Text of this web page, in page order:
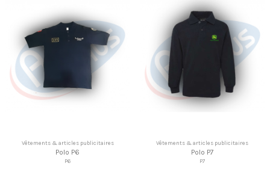
Vêtements & articles publicitaires
Polo P6
P6
Vêtements & articles publicitaires
Polo P7
P7